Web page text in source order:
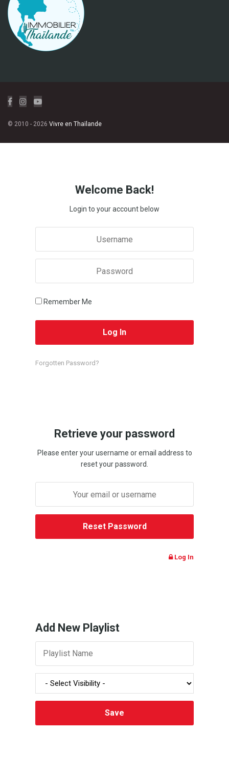
© 2010 - 2026 Vivre en Thaïlande
Welcome Back!
Login to your account below
Remember Me
Forgotten Password?
Retrieve your password
Please enter your username or email address to
reset your password.
Log In
Add New Playlist